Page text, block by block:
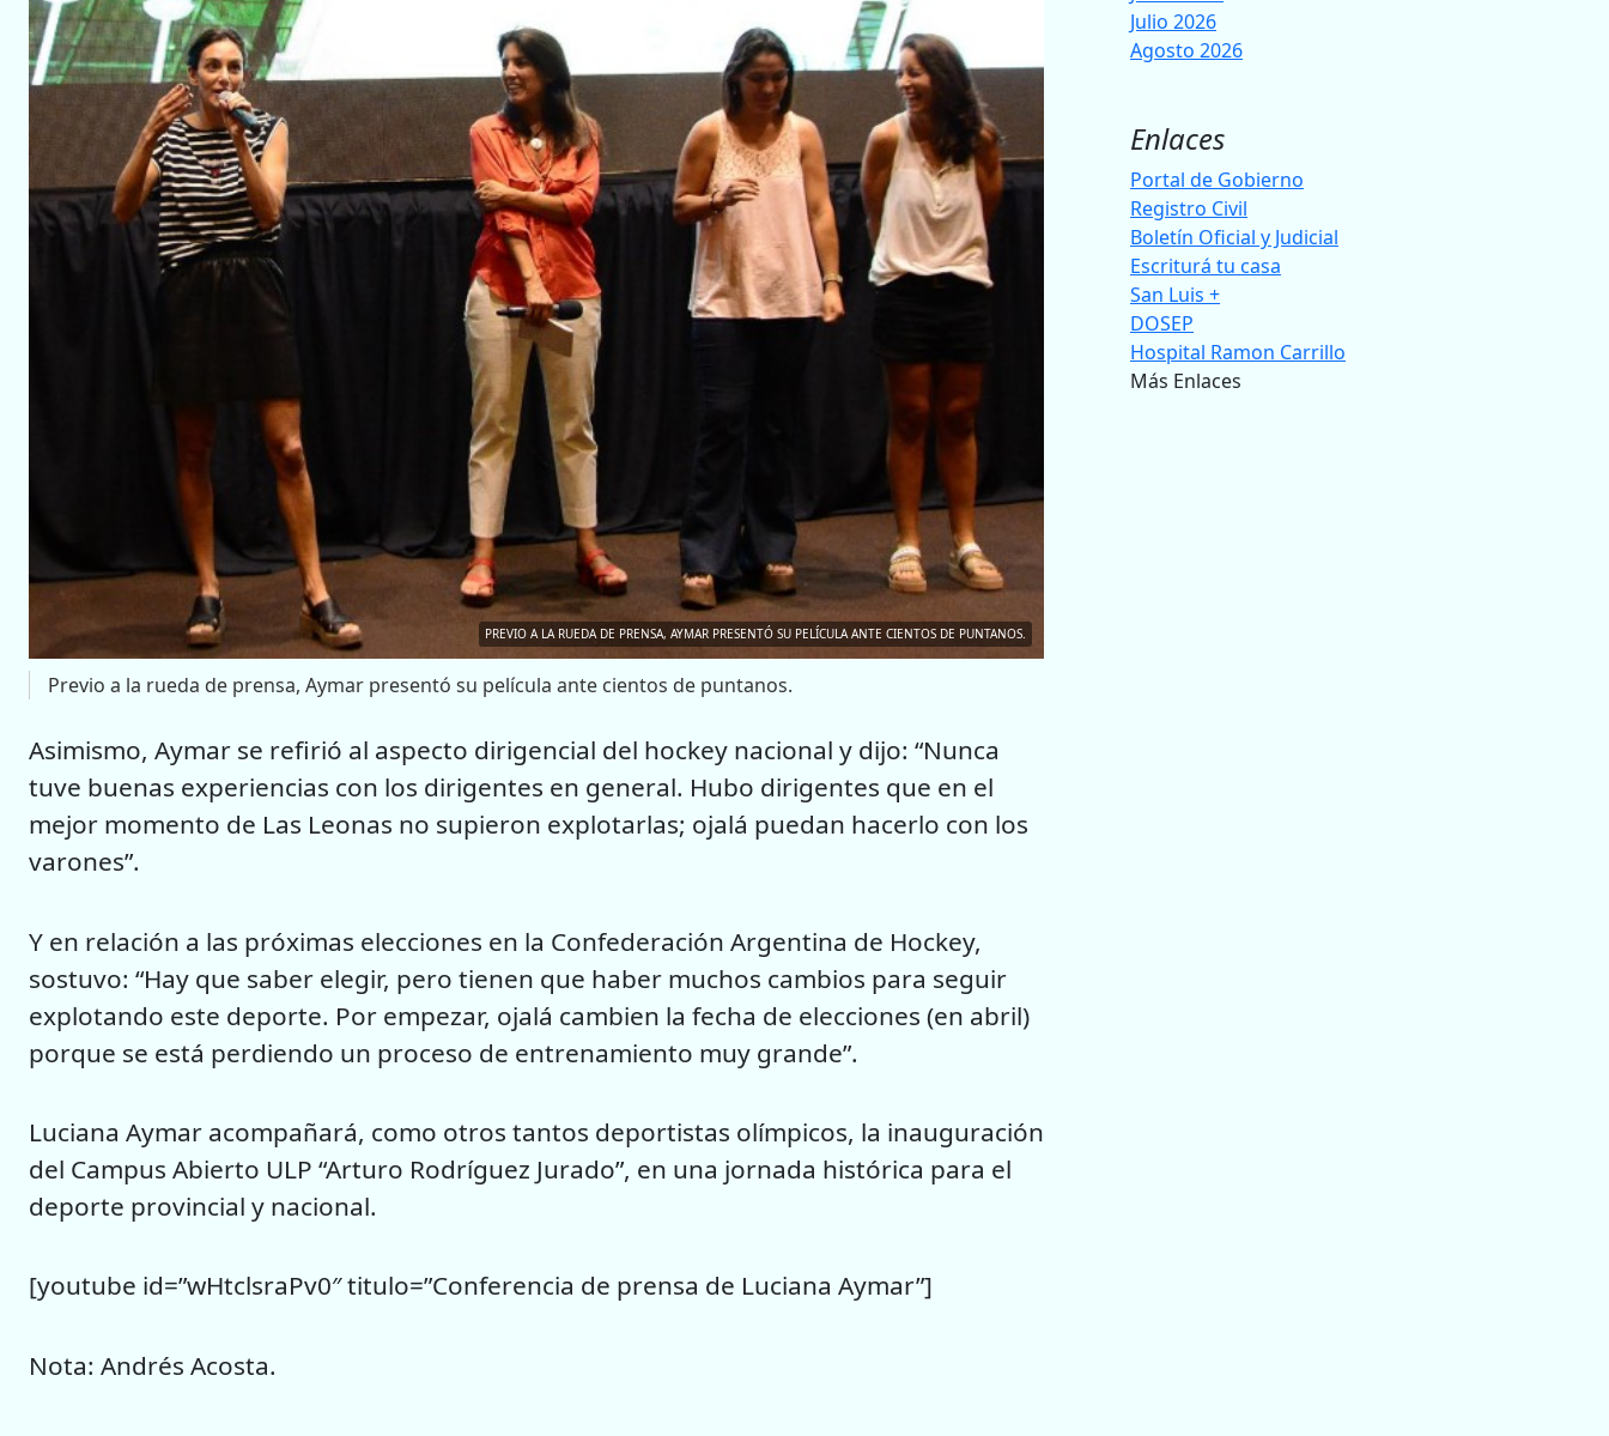
PREVIO A LA RUEDA DE PRENSA, AYMAR PRESENTÓ SU PELÍCULA ANTE CIENTOS DE PUNTANOS.
Previo a la rueda de prensa, Aymar presentó su película ante cientos de puntanos.
Asimismo, Aymar se refirió al aspecto dirigencial del hockey nacional y dijo: “Nunca
tuve buenas experiencias con los dirigentes en general. Hubo dirigentes que en el
mejor momento de Las Leonas no supieron explotarlas; ojalá puedan hacerlo con los
varones”.
Y en relación a las próximas elecciones en la Confederación Argentina de Hockey,
sostuvo: “Hay que saber elegir, pero tienen que haber muchos cambios para seguir
explotando este deporte. Por empezar, ojalá cambien la fecha de elecciones (en abril)
porque se está perdiendo un proceso de entrenamiento muy grande”.
Luciana Aymar acompañará, como otros tantos deportistas olímpicos, la inauguración
del Campus Abierto ULP “Arturo Rodríguez Jurado”, en una jornada histórica para el
deporte provincial y nacional.
[youtube id=”wHtclsraPv0″ titulo=”Conferencia de prensa de Luciana Aymar”]
Nota: Andrés Acosta.
Julio 2026
Agosto 2026
Enlaces
Portal de Gobierno
Registro Civil
Boletín Oficial y Judicial
Escriturá tu casa
San Luis +
DOSEP
Hospital Ramon Carrillo
Más Enlaces